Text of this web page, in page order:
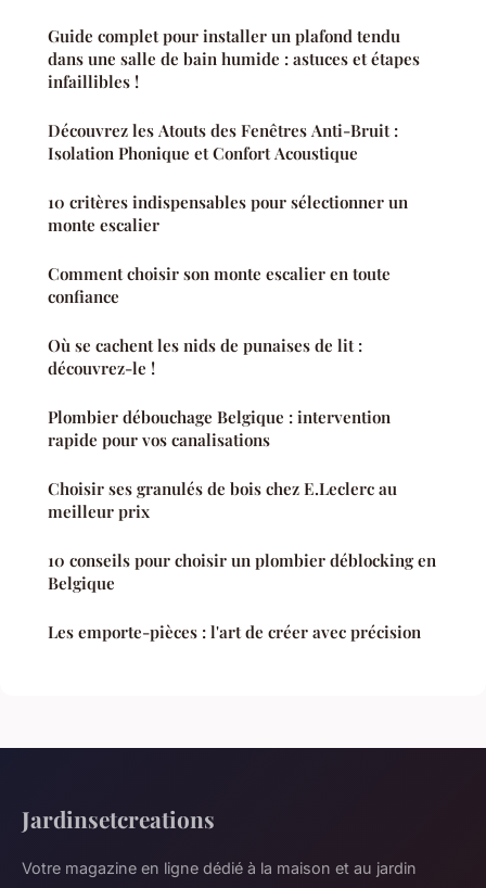
Guide complet pour installer un plafond tendu
dans une salle de bain humide : astuces et étapes
infaillibles !
Découvrez les Atouts des Fenêtres Anti-Bruit :
Isolation Phonique et Confort Acoustique
10 critères indispensables pour sélectionner un
monte escalier
Comment choisir son monte escalier en toute
confiance
Où se cachent les nids de punaises de lit :
découvrez-le !
Plombier débouchage Belgique : intervention
rapide pour vos canalisations
Choisir ses granulés de bois chez E.Leclerc au
meilleur prix
10 conseils pour choisir un plombier déblocking en
Belgique
Les emporte-pièces : l'art de créer avec précision
Jardinsetcreations
Votre magazine en ligne dédié à la maison et au jardin